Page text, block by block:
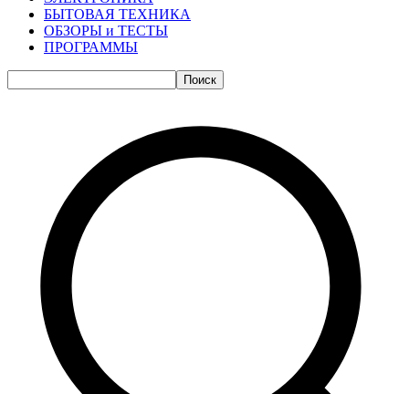
БЫТОВАЯ ТЕХНИКА
ОБЗОРЫ и ТЕСТЫ
ПРОГРАММЫ
Поиск